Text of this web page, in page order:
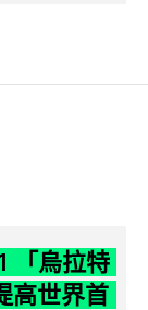
「烏拉特
高世界首